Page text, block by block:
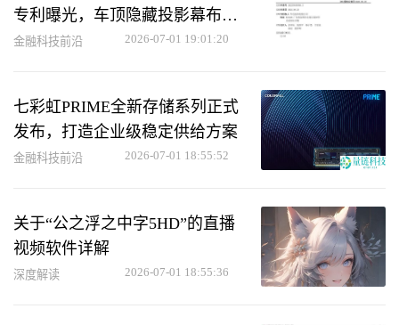
专利曝光，车顶隐藏投影幕布创
新设计
金融科技前沿 2026-07-01 19:01:20
七彩虹PRIME全新存储系列正式
发布，打造企业级稳定供给方案
金融科技前沿 2026-07-01 18:55:52
关于“公之浮之中字5HD”的直播
视频软件详解
深度解读 2026-07-01 18:55:36